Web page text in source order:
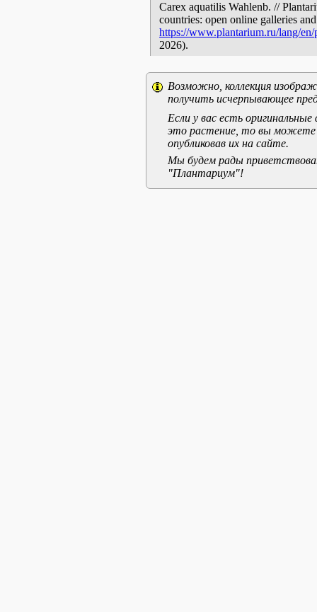
Carex aquatilis Wahlenb. //
countries: open online galleries
https://www.plantarium.ru/lang/
2026).
Возможно, коллекция
получить исчерпывающее
Если у вас есть
это растение, то вы можете
опубликовав их на сайте.
Мы будем рады
"Плантариум"!